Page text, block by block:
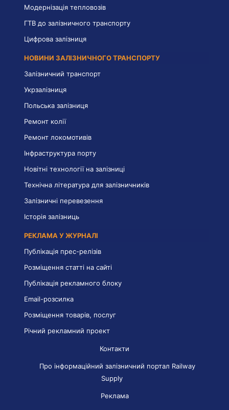
Модернізація тепловозів
ГТВ до залізничного транспорту
Цифрова залізниця
НОВИНИ ЗАЛІЗНИЧНОГО ТРАНСПОРТУ
Залізничний транспорт
Укрзалізниця
Польська залізниця
Ремонт колії
Ремонт локомотивів
Інфраструктура порту
Новітні технології на залізниці
Технічна література для залізничників
Залізничні перевезення
Історія залізниць
РЕКЛАМА У ЖУРНАЛІ
Публікація прес-релізів
Розміщення статті на сайті
Публікація рекламного блоку
Email-розсилка
Розміщення товарів, послуг
Річний рекламний проект
Контакти
Про інформаційний залізничний портал Railway
Supply
Реклама